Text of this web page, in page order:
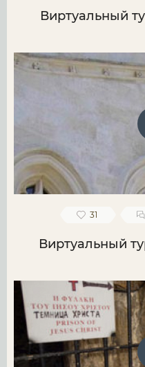
Виртуальный
31
Виртуальный